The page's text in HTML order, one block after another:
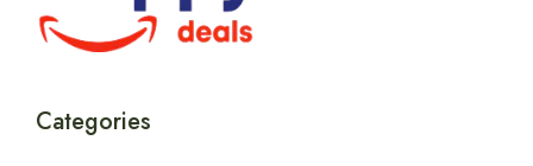
Categories